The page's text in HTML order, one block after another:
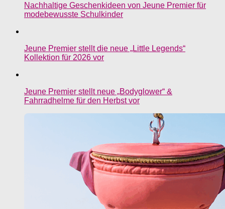
Nachhaltige Geschenkideen von Jeune Premier für
modebewusste Schulkinder
Jeune Premier stellt die neue „Little Legends“
Kollektion für 2026 vor
Jeune Premier stellt neue „Bodyglower“ &
Fahrradhelme für den Herbst vor